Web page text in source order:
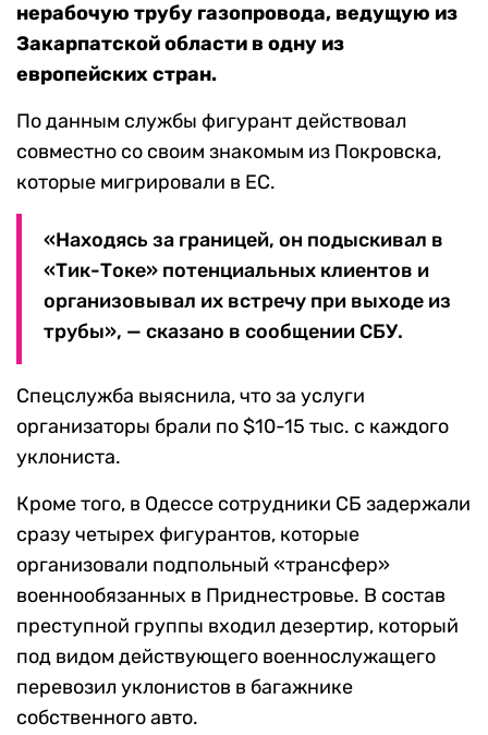
нерабочую трубу газопровода, ведущую из
Закарпатской области в одну из
европейских стран.
По данным службы фигурант действовал
совместно со своим знакомым из Покровска,
которые мигрировали в ЕС.
«Находясь за границей, он подыскивал в
«Тик-Токе» потенциальных клиентов и
организовывал их встречу при выходе из
трубы», — сказано в сообщении СБУ.
Спецслужба выяснила, что за услуги
организаторы брали по $10-15 тыс. с каждого
уклониста.
Кроме того, в Одессе сотрудники СБ задержали
сразу четырех фигурантов, которые
организовали подпольный «трансфер»
военнообязанных в Приднестровье. В состав
преступной группы входил дезертир, который
под видом действующего военнослужащего
перевозил уклонистов в багажнике
собственного авто.